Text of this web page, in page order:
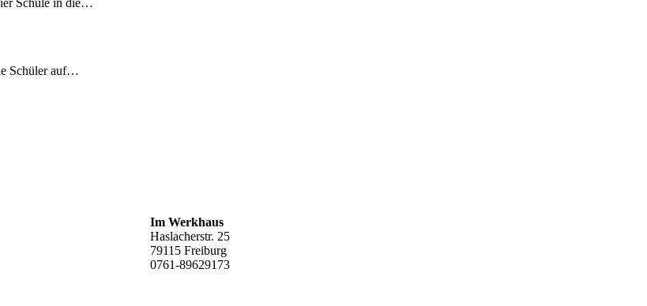
Schule in die…
Schüler auf…
Im Werkhaus
Haslacherstr. 25
79115 Freiburg
0761-89629173